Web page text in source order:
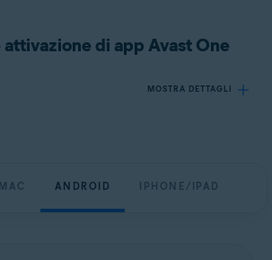
di app Avast One
MOSTRA DETTAGLI
MAC ANDROID IPHONE/IPAD